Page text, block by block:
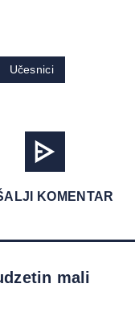
Učesnici
KOMENTAR
mali